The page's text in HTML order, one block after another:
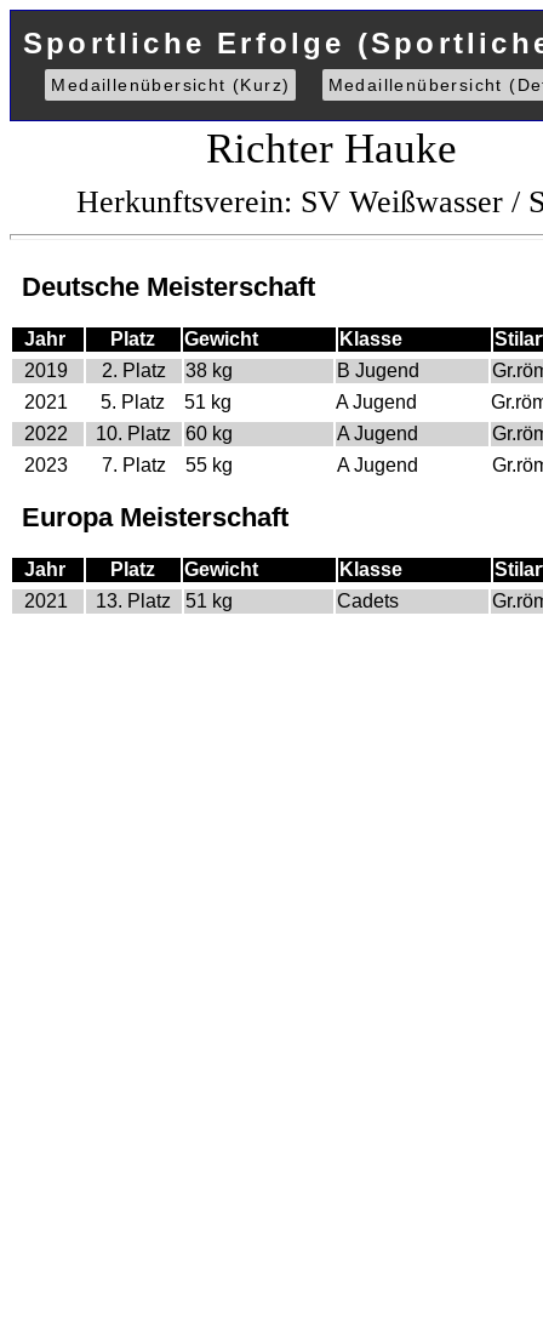
Sportliche Erfolge
Medaillenübersicht (Kurz) Medaillenübersicht
Richter Hauke
Herkunftsverein: SV Weißwasser /
Deutsche Meisterschaft
Jahr Platz Gewicht Klasse
2019
2. Platz 38 kg B Jugend
2021
5. Platz 51 kg A Jugend
2022
10. Platz 60 kg A Jugend
2023
7. Platz 55 kg A Jugend
Europa Meisterschaft
Jahr Platz Gewicht Klasse
2021
13. Platz 51 kg Cadets